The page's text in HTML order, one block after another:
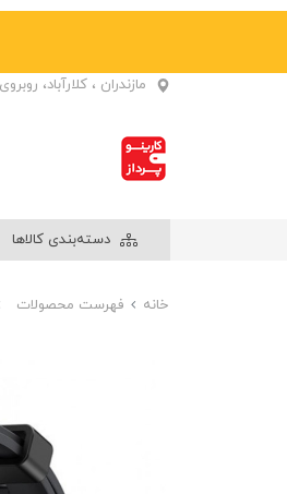
مازندران ، کلارآباد،
دسته‌بندی کالاها
خانه فهرست محصولات